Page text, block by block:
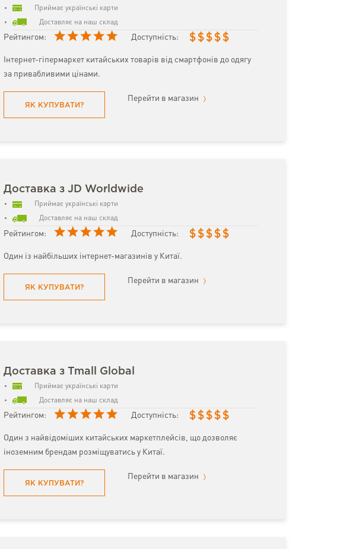
Приймає українські карти
Доставляє на наш склад
Рейтингом: Доступність: $ $ $ $ $
Інтернет-гіпермаркет китайських товарів від смартфонів до одягу
за привабливими цінами.
ЯК КУПУВАТИ?
Перейти в магазин
Доставка з JD Worldwide
Приймає українські карти
Доставляє на наш склад
Рейтингом: Доступність: $ $ $ $ $
Один із найбільших інтернет-магазинів у Китаї.
ЯК КУПУВАТИ?
Перейти в магазин
Доставка з Tmall Global
Приймає українські карти
Доставляє на наш склад
Рейтингом: Доступність: $ $ $ $ $
Один з найвідоміших китайських маркетплейсів, що дозволяє
іноземним брендам розміщуватись у Китаї.
ЯК КУПУВАТИ?
Перейти в магазин